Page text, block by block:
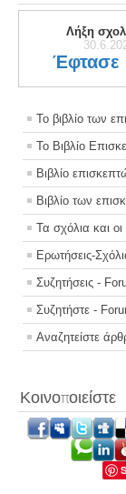
Λήξη
Έφτασε
Το βιβλίο των
Το Βιβλίο
Βιβλίο
Βιβλίο των
Τα σχόλια και
Ερωτήσεις-
Συζητήσεις -
Συζητήστε -
Αναζητείστε
Κοινοποιείστε